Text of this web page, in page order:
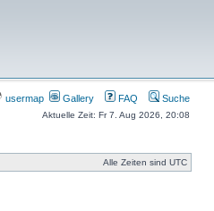
usermap Gallery FAQ Suche
Aktuelle Zeit: Fr 7. Aug 2026, 20:08
Alle Zeiten sind UTC